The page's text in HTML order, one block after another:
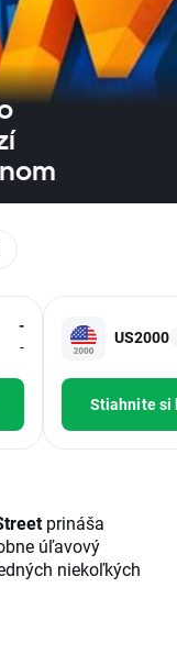
-
-
US2000
Stiahnite si
prináša
úľavový
niekoľkých